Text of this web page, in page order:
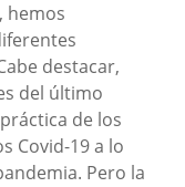
hemos
destacar,
del último
de los
Covid-19 a lo
Pero la